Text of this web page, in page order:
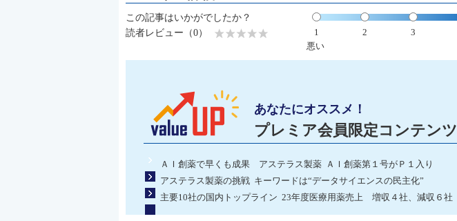
この記事はいかがでしたか？
読者レビュー（0）
1 2 3
悪い
あなたにオススメ！
プレミア会員限定コンテンツ
ＡＩ創薬で早くも成果 アステラス製薬 ＡＩ創薬第１号がＰ１入り
アステラス製薬の挑戦 キーワードは“データサイエンスの民主化”
主要10社の国内トップライン 23年度医療用薬売上 増収４社、減収６社